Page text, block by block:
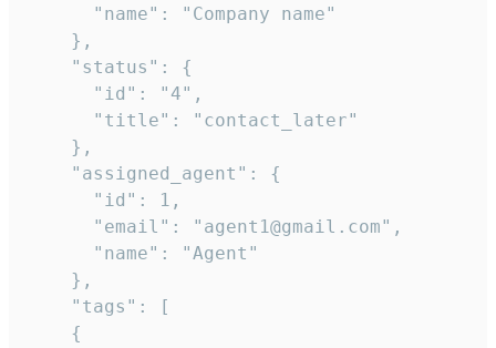
      "name": "Company name"
    },
    "status": {
      "id": "4",
      "title": "contact_later"
    },
    "assigned_agent": {
      "id": 1,
      "email": "agent1@gmail.com",
      "name": "Agent"
    },
    "tags": [
    {